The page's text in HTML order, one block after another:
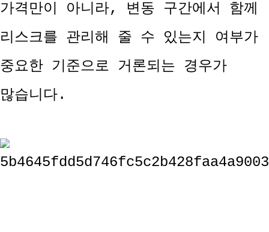
가격만이 아니라, 변동 구간에서 함께
리스크를 관리해 줄 수 있는지 여부가
중요한 기준으로 거론되는 경우가
많습니다.